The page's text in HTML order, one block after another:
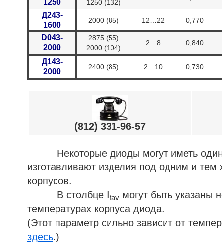
1250 1250 (132)
Д243-
1600
2000 (85) 12…22 0,770
D043-
2000
2875 (55)
2000 (104)
2…8 0,840
Д143-
2000
2400 (85) 2…10 0,730
(812) 331-96-57
Некоторые диоды могут иметь
изготавливают изделия под одним и
корпусов.
В столбце Ifav могут быть указаны
температурах корпуса диода.
(Этот параметр сильно зависит от
здесь.)